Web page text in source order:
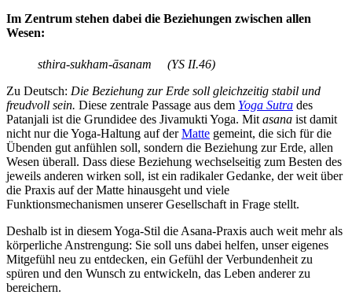
Im Zentrum stehen dabei die Beziehungen zwischen allen
Wesen:
sthira-sukham-āsanam (YS II.46)
Zu Deutsch: Die Beziehung zur Erde soll gleichzeitig stabil und
freudvoll sein. Diese zentrale Passage aus dem Yoga Sutra des
Patanjali ist die Grundidee des Jivamukti Yoga. Mit asana ist damit
nicht nur die Yoga-Haltung auf derMatte gemeint, die sich für die
Übenden gut anfühlen soll, sondern die Beziehung zur Erde, allen
Wesen überall. Dass diese Beziehung wechselseitig zum Besten des
jeweils anderen wirken soll, ist ein radikaler Gedanke, der weit über
die Praxis auf der Matte hinausgeht und viele
Funktionsmechanismen unserer Gesellschaft in Frage stellt.
Deshalb ist in diesem Yoga-Stil die Asana-Praxis auch weit mehr als
körperliche Anstrengung: Sie soll uns dabei helfen, unser eigenes
Mitgefühl neu zu entdecken, ein Gefühl der Verbundenheit zu
spüren und den Wunsch zu entwickeln, das Leben anderer zu
bereichern.